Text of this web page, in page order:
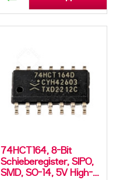
74HCT164, 8-Bit
Schieberegister, SIPO,
SMD, SO-14, 5V High-